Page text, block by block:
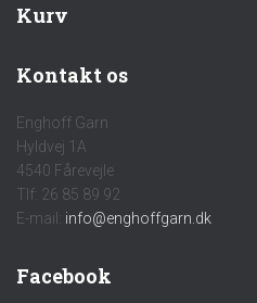
Kurv
Kontakt os
Enghoff Garn
Hyldvej 1A
4540 Fårevejle
Tlf: 26 85 89 92
E-mail: info@enghoffgarn.dk
Facebook